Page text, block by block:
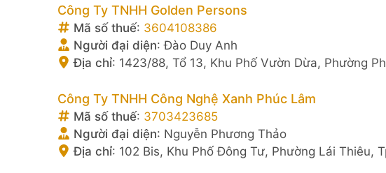
Công Ty TNHH Golden Persons
Mã số thuế: 3604108386
Người đại diện:Đào Duy Anh
Địa chỉ: 1423/88, Tổ 13, Khu Phố Vườn Dừa, Phường
Công Ty TNHH Công Nghệ Xanh Phúc Lâm
Mã số thuế: 3703423685
Người đại diện: Nguyễn Phương Thảo
Địa chỉ: 102 Bis, Khu Phố Đông Tư, Phường Lái Thiêu,